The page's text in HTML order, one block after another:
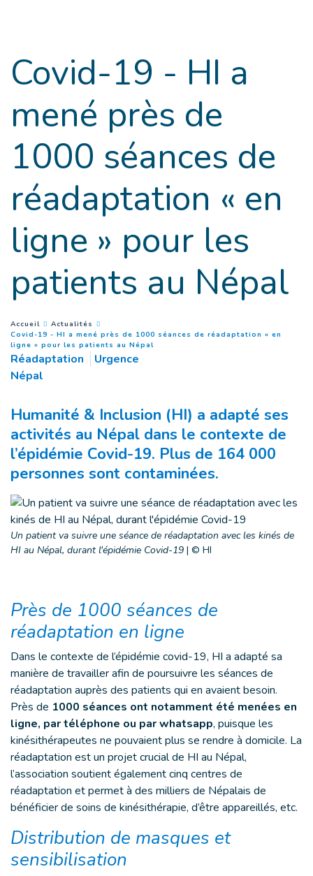
Covid-19 - HI a
mené près de
1000 séances de
réadaptation « en
ligne » pour les
patients au Népal
You are here :
Accueil
Actualités
Covid-19 - HI a mené près de 1000 séances de réadaptation « en
ligne » pour les patients au Népal(
Réadaptation
Urgence
Népal
Humanité & Inclusion (HI) a adapté ses
activités au Népal dans le contexte de
l’épidémie Covid-19. Plus de 164 000
personnes sont contaminées.
Un patient va suivre une séance de réadaptation avec les kinés de
HI au Népal, durant l'épidémie Covid-19 | © HI
Près de 1000 séances de
réadaptation en ligne
Dans le contexte de l’épidémie covid-19, HI a adapté sa
manière de travailler afin de poursuivre les séances de
réadaptation auprès des patients qui en avaient besoin.
Près de 1000 séances ont notamment été menées en
ligne, par téléphone ou par whatsapp, puisque les
kinésithérapeutes ne pouvaient plus se rendre à domicile. La
réadaptation est un projet crucial de HI au Népal,
l’association soutient également cinq centres de
réadaptation et permet à des milliers de Népalais de
bénéficier de soins de kinésithérapie, d’être appareillés, etc.
Distribution de masques et
sensibilisation